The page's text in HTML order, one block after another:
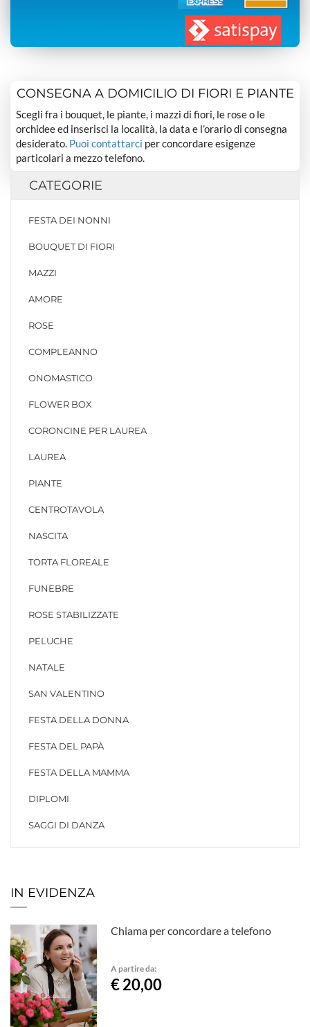
CONSEGNA A DOMICILIO DI FIORI E PIANTE
Scegli fra i bouquet, le piante, i mazzi di fiori, le rose o le
orchidee ed inserisci la località, la data e l’orario di consegna
desiderato. Puoi contattarci per concordare esigenze
particolari a mezzo telefono.
CATEGORIE
FESTA DEI NONNI
BOUQUET DI FIORI
MAZZI
AMORE
ROSE
COMPLEANNO
ONOMASTICO
FLOWER BOX
CORONCINE PER LAUREA
LAUREA
PIANTE
CENTROTAVOLA
NASCITA
TORTA FLOREALE
FUNEBRE
ROSE STABILIZZATE
PELUCHE
NATALE
SAN VALENTINO
FESTA DELLA DONNA
FESTA DEL PAPÀ
FESTA DELLA MAMMA
DIPLOMI
SAGGI DI DANZA
IN EVIDENZA
Chiama per concordare a telefono
A partire da:
€ 20,00